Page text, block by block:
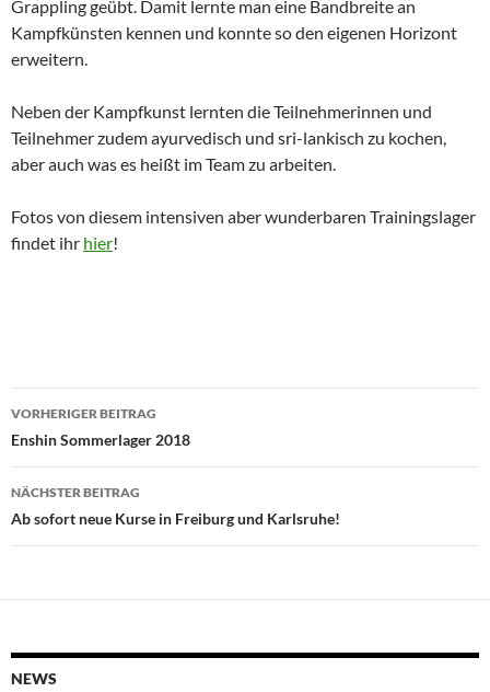
Grappling geübt. Damit lernte man eine Bandbreite an
Kampfkünsten kennen und konnte so den eigenen Horizont
erweitern.
Neben der Kampfkunst lernten die Teilnehmerinnen und
Teilnehmer zudem ayurvedisch und sri-lankisch zu kochen,
aber auch was es heißt im Team zu arbeiten.
Fotos von diesem intensiven aber wunderbaren Trainingslager
findet ihr hier!
Beitragsnavigation
VORHERIGER BEITRAG
Enshin Sommerlager 2018
NÄCHSTER BEITRAG
Ab sofort neue Kurse in Freiburg und Karlsruhe!
NEWS